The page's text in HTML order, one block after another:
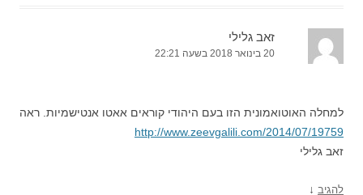
זאב גלילי
20 בינואר 2018 בשעה 22:21
למחלה האוטואמונית הזו בעם היהודי קוראים אאטו אנטישמיות. ראה
http://www.zeevgalili.com/2014/07/19759
זאב גלילי
להגיב ↓